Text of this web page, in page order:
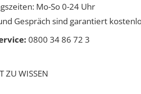
Mo-So 0-24 Uhr
Gespräch sind garantiert
0800 34 86 72 3
ZU WISSEN